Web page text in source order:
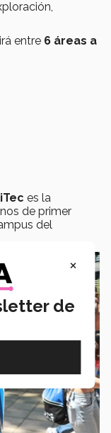
entre 6 áreas a
es la
de primer
del
×
de